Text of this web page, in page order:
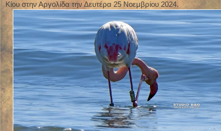
Κίου στην Αργολίδα την Δευτέρα 25 Νοεμβρίου 2024.